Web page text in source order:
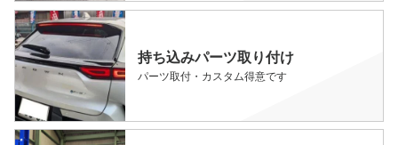
持ち込みパーツ取り付け
パーツ取付・カスタム得意です